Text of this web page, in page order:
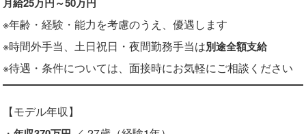
※年齢・経験・能力を考慮のうえ、優遇します
※時間外手当、土日祝日・夜間勤務手当は別途全額支給
※待遇・条件については、面接時にお気軽にご相談ください
【モデル年収】